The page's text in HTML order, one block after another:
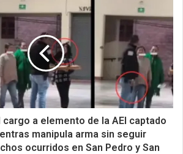
cargo a elemento de la AEI captado
manipula arma sin seguir
ocurridos en San Pedro y San